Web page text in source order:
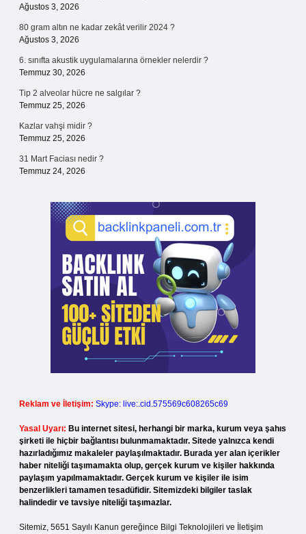
Ağustos 3, 2026
80 gram altın ne kadar zekât verilir 2024 ?
Ağustos 3, 2026
6. sınıfta akustik uygulamalarına örnekler nelerdir ?
Temmuz 30, 2026
Tip 2 alveolar hücre ne salgılar ?
Temmuz 25, 2026
Kazlar vahşi midir ?
Temmuz 25, 2026
31 Mart Faciası nedir ?
Temmuz 24, 2026
Reklam ve İletişim: Skype: live:.cid.575569c608265c69
Yasal Uyarı: Bu internet sitesi, herhangi bir marka, kurum veya şahıs
şirketi ile hiçbir bağlantısı bulunmamaktadır. Sitede yalnızca kendi
hazırladığımız makaleler paylaşılmaktadır. Burada yer alan içerikler
haber niteliği taşımamakta olup, gerçek kurum ve kişiler hakkında
paylaşım yapılmamaktadır. Gerçek kurum ve kişiler ile isim
benzerlikleri tamamen tesadüfidir. Sitemizdeki bilgiler taslak
halindedir ve tavsiye niteliği taşımazlar.
Sitemiz, 5651 Sayılı Kanun gereğince Bilgi Teknolojileri ve İletişim